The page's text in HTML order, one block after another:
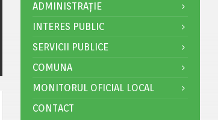
ADMINISTRAȚIE
INTERES PUBLIC
SERVICII PUBLICE
COMUNA
MONITORUL OFICIAL LOCAL
CONTACT